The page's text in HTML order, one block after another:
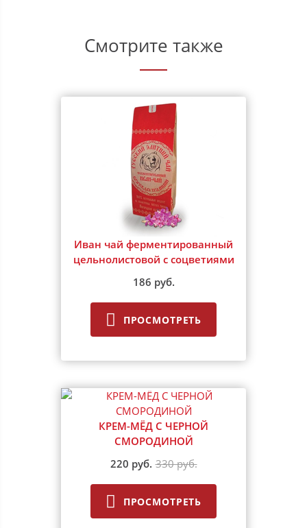
Смотрите также
Иван чай ферментированный
цельнолистовой с соцветиями
186 руб.
ПРОСМОТРЕТЬ
КРЕМ-МЁД С ЧЕРНОЙ
СМОРОДИНОЙ
220 руб. 330 руб.
ПРОСМОТРЕТЬ